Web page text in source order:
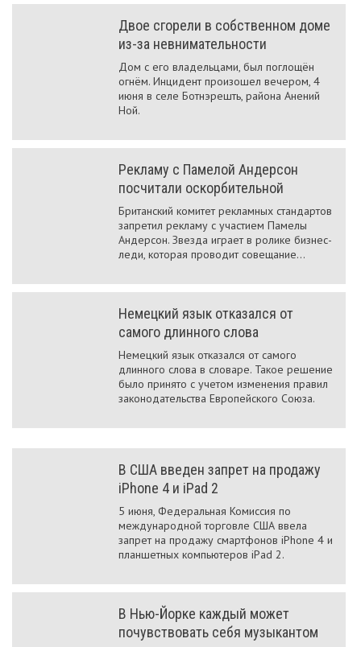
Двое сгорели в собственном доме
из-за невнимательности
Дом с его владельцами, был поглощён
огнём. Инцидент произошел вечером, 4
июня в селе Ботнэрешть, района Анений
Ной.
Рекламу с Памелой Андерсон
посчитали оскорбительной
Британский комитет рекламных стандартов
запретил рекламу с участием Памелы
Андерсон. Звезда играет в ролике бизнес-
леди, которая проводит совещание...
Немецкий язык отказался от
самого длинного слова
Немецкий язык отказался от самого
длинного слова в словаре. Такое решение
было принято с учетом изменения правил
законодательства Европейского Союза.
В США введен запрет на продажу
iPhone 4 и iPad 2
5 июня, Федеральная Комиссия по
международной торговле США ввела
запрет на продажу смартфонов iPhone 4 и
планшетных компьютеров iPad 2.
В Нью-Йорке каждый может
почувствовать себя музыкантом